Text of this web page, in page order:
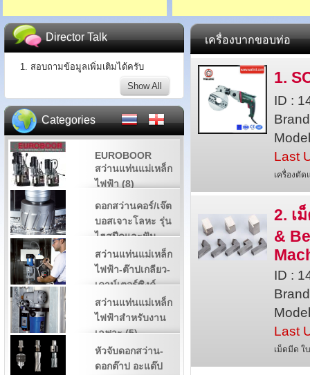
เครื่องบากขอบท่อ
1.
ID :
Last
เครื่องตั
2. เ
&
ID :
Last
เม็ดมีด ใ
Director Talk
1. สอบถามข้อมูลเพิ่มเติมได้ครับ
Show All
Categories
EUROBOOR
สว่านแท่นแม่เหล็ก
ไฟฟ้า (8)
ดอกสว่านคอร์/เจ๊ต
บอสเจาะโลหะ รุ่น
ไฮสปีดและฟัน
คาร์ไบด์ (3)
สว่านแท่นแม่เหล็ก
ไฟฟ้า-ต๊าปเกลียว-
เคาน์เตอร์ซิงค์-
กว้านรูหัวน๊อต (2)
สว่านแท่นแม่เหล็ก
ไฟฟ้าสำหรับงาน
เฉพาะ (5)
หัวจับดอกสว่าน-
ดอกต๊าป อะแด๊ป